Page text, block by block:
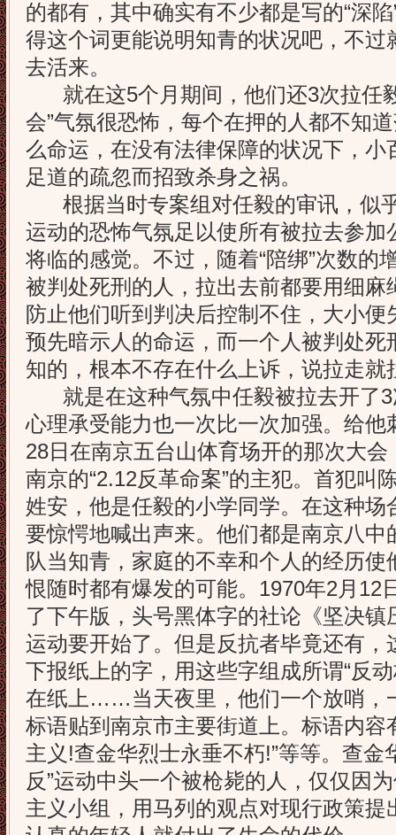
的都有，其中确实有不少都是写的“深
得这个词更能说明知青的状况吧，不过
去活来。
就在这5个月期间，他们还3次拉任毅
会”气氛很恐怖，每个在押的人都不知
么命运，在没有法律保障的状况下，小
足道的疏忽而招致杀身之祸。
根据当时专案组对任毅的审讯，似
运动的恐怖气氛足以使所有被拉去参加
将临的感觉。不过，随着“陪绑”次数的
被判处死刑的人，拉出去前都要用细麻
防止他们听到判决后控制不住，大小
预先暗示人的命运，而一个人被判处死
知的，根本不存在什么上诉，说拉走就
就是在这种气氛中任毅被拉去开了3
心理承受能力也一次比一次加强。给他
28日在南京五台山体育场开的那次大
南京的“2.12反革命案”的主犯。首犯叫
姓安，他是任毅的小学同学。在这种场
要惊愕地喊出声来。他们都是南京八中
队当知青，家庭的不幸和个人的经历
恨随时都有爆发的可能。1970年2月12
了下午版，头号黑体字的社论《坚决
运动要开始了。但是反抗者毕竟还有，
下报纸上的字，用这些字组成所谓“反
在纸上……当天夜里，他们一个放哨，
标语贴到南京市主要街道上。标语内容
主义!查金华烈士永垂不朽!”等等。查金
反”运动中头一个被枪毙的人，仅仅因
主义小组，用马列的观点对现行政策